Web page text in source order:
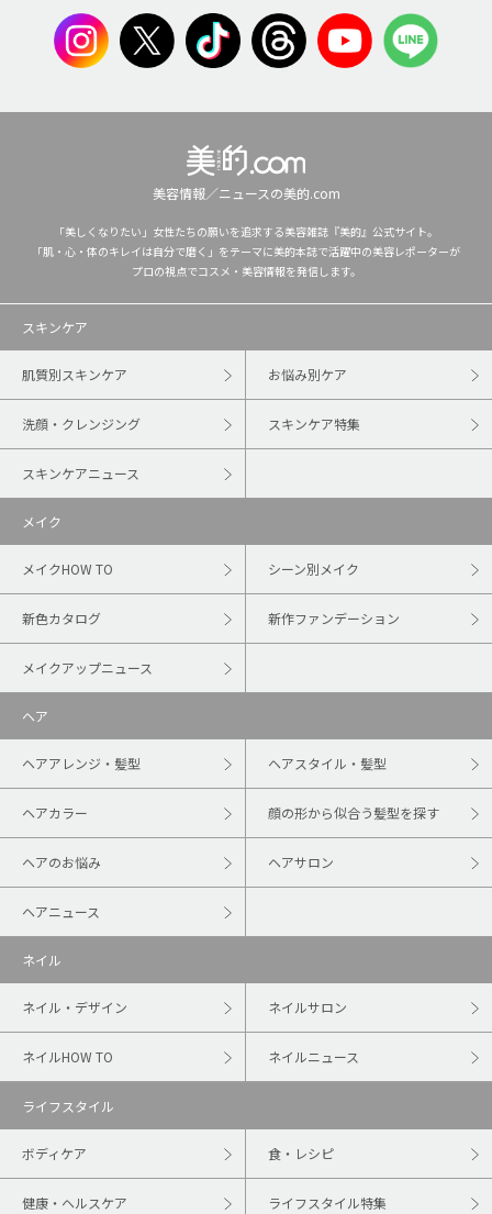
美容情報／ニュースの美的.com
「美しくなりたい」女性たちの願いを追求する美容雑誌『美的』公式サイト。
「肌・心・体のキレイは自分で磨く」をテーマに美的本誌で活躍中の美容レポーターが
プロの視点でコスメ・美容情報を発信します。
スキンケア
肌質別スキンケア お悩み別ケア
洗顔・クレンジング スキンケア特集
スキンケアニュース
メイク
メイクHOW TO シーン別メイク
新色カタログ 新作ファンデーション
メイクアップニュース
ヘア
ヘアアレンジ・髪型 ヘアスタイル・髪型
ヘアカラー 顔の形から似合う髪型を探す
ヘアのお悩み ヘアサロン
ヘアニュース
ネイル
ネイル・デザイン ネイルサロン
ネイルHOW TO ネイルニュース
ライフスタイル
ボディケア 食・レシピ
健康・ヘルスケア ライフスタイル特集